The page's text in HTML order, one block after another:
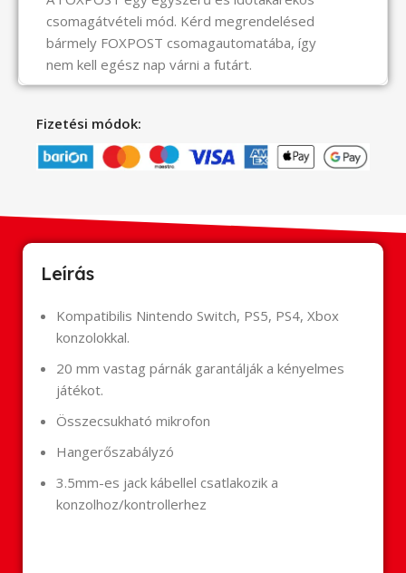
csomagátvételi mód. Kérd megrendelésed
bármely FOXPOST csomagautomatába, így
nem kell egész nap várni a futárt.
Fizetési módok:
Leírás
Kompatibilis Nintendo Switch, PS5, PS4, Xbox
konzolokkal.
20 mm vastag párnák garantálják a kényelmes
játékot.
Összecsukható mikrofon
Hangerőszabályzó
3.5mm-es jack kábellel csatlakozik a
konzolhoz/kontrollerhez